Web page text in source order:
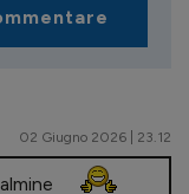
02 Giugno 2026 | 23.12